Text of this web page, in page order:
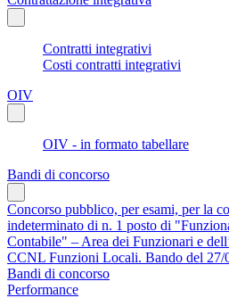
Contratti integrativi
Costi contratti integrativi
OIV
OIV - in formato tabellare
Bandi di concorso
Concorso pubblico, per esami, per la
indeterminato di n. 1 posto di
Contabile" – Area dei Funzionari e
CCNL Funzioni Locali. Bando del 27/
Bandi di concorso
Performance